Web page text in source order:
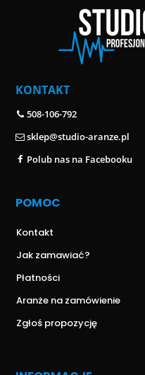
KONTAKT
508-106-792
sklep@studio-aranze.pl
Polub nas na Facebooku
POMOC
Kontakt
Jak zamawiać?
Płatności
Aranże na zamówienie
Zgłoś propozycję